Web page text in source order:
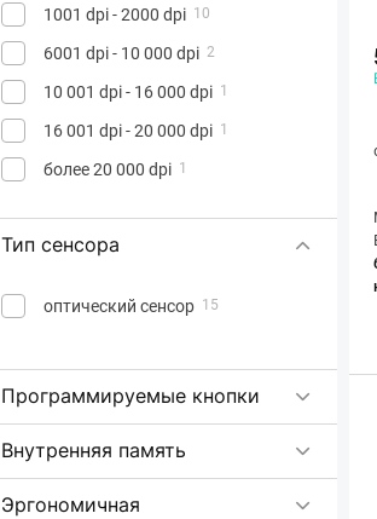
1001 dpi - 2000 dpi 10
6001 dpi - 10 000 dpi 2
10 001 dpi - 16 000 dpi 1
16 001 dpi - 20 000 dpi 1
более 20 000 dpi 1
Тип сенсора
оптический сенсор 15
Программируемые кнопки
Внутренняя память
Эргономичная